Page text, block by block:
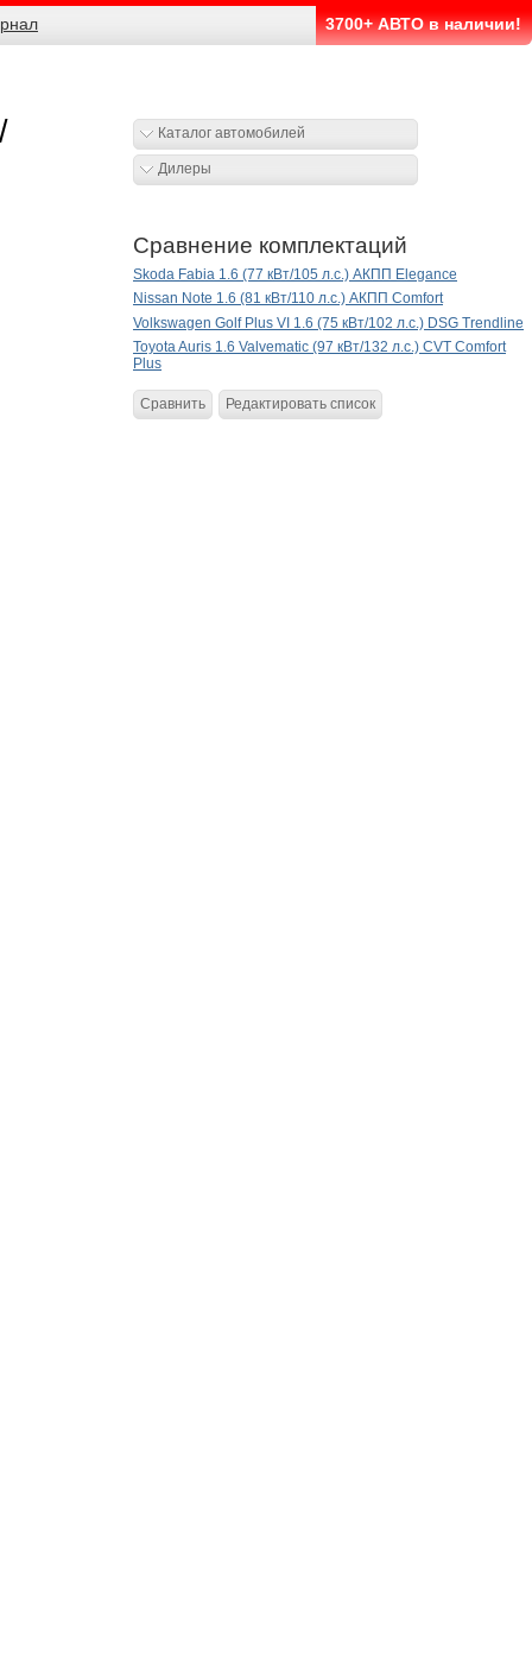
3700+ АВТО в наличии!
Каталог автомобилей
Дилеры
Сравнение комплектаций
Skoda Fabia 1.6 (77 кВт/105 л.с.) АКПП Elegance
Nissan Note 1.6 (81 кВт/110 л.с.) АКПП Comfort
Volkswagen Golf Plus VI 1.6 (75 кВт/102 л.с.) DSG Trendline
Toyota Auris 1.6 Valvematic (97 кВт/132 л.с.) CVT Comfort
Plus
Сравнить Редактировать список